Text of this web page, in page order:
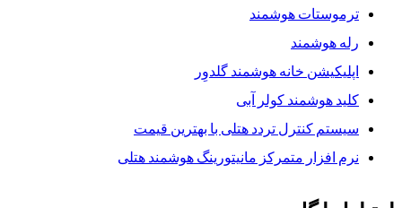
ترموستات هوشمند
رله هوشمند
اپلیکیشن خانه هوشمند گلدوِر
کلید هوشمند کولر آبی
سیستم کنترل تردد هتلی با بهترین قیمت
نرم افزار متمرکز مانیتورینگ هوشمند هتلی